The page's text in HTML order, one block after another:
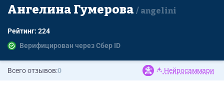
Ангелина Гумерова angelini
Рейтинг: 224
Верифицирован через Сбер ID
Всего отзывов:0 Нейросаммари